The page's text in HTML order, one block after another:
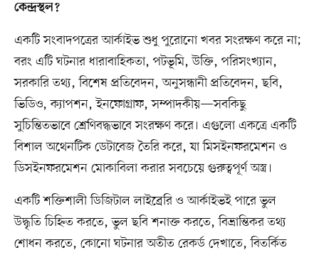
কেন্দ্রস্থল?
একটি সংবাদপত্রের আর্কাইভ শুধু পুরোনো খবর সংরক্ষণ করে না;
বরং এটি ঘটনার ধারাবাহিকতা, পটভূমি, উক্তি, পরিসংখ্যান,
সরকারি তথ্য, বিশেষ প্রতিবেদন, অনুসন্ধানী প্রতিবেদন, ছবি,
ভিডিও, ক্যাপশন, ইনফোগ্রাফ, সম্পাদকীয়—সবকিছু
সুচিন্তিতভাবে শ্রেণিবদ্ধভাবে সংরক্ষণ করে। এগুলো একত্রে একটি
বিশাল অথেনটিক ডেটাবেজ তৈরি করে, যা মিসইনফরমেশন ও
ডিসইনফরমেশন মোকাবিলা করার সবচেয়ে গুরুত্বপূর্ণ অস্ত্র।
একটি শক্তিশালী ডিজিটাল লাইব্রেরি ও আর্কাইভই পারে ভুল
উদ্ধৃতি চিহ্নিত করতে, ভুল ছবি শনাক্ত করতে, বিভ্রান্তিকর তথ্য
শোধন করতে, কোনো ঘটনার অতীত রেকর্ড দেখাতে, বিতর্কিত